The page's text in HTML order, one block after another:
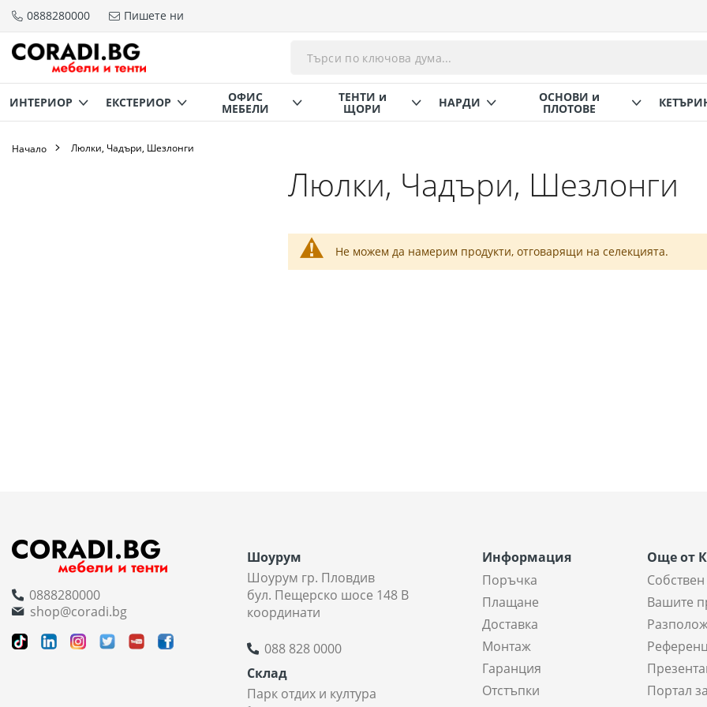
Прескачане
съдържанието
0888280000 Пишете ни
ИНТЕРИОР ЕКСТЕРИОР ОФИС
МЕБЕЛИ
ТЕНТИ и
ЩОРИ НАРДИ ОСНОВИ и
ПЛОТОВЕ
Начало Люлки, Чадъри, Шезлонги
Люлки, Чадъри, Шезлонги
Не можем да намерим продукти, отговарящи на селекцията.
0888280000
shop@coradi.bg
Шоурум
Шоурум гр. Пловдив
бул. Пещерско шосе 148 В
координати
088 828 0000
Склад
Парк отдих и култура
Информация
Поръчка
Плащане
Доставка
Монтаж
Гаранция
Отстъпки
Още от
Вашите
Портал